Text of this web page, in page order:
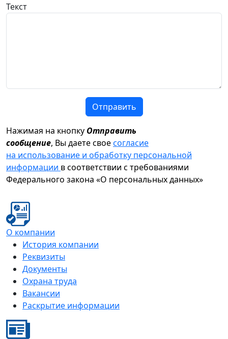
Текст
Отправить
Нажимая на кнопку Отправить
сообщение, Вы даете своесогласие
на использование и обработку персональной
информации в соответствии с требованиями
Федерального закона «О персональных данных»
О компании
История компании
Реквизиты
Документы
Охрана труда
Вакансии
Раскрытие информации